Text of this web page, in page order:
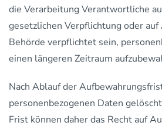
die Verarbeitung Verantwortliche
gesetzlichen Verpflichtung oder
Behörde verpflichtet sein,
einen längeren Zeitraum
Nach Ablauf der
personenbezogenen Daten
Frist können daher das Recht auf